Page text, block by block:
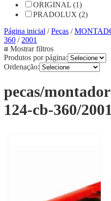
ORIGINAL (1)
PRADOLUX (2)
Página inicial /Peças /
360 / 2001
Mostrar filtros
Produtos por página:
Ordenação:
pecas/
124-cb-360/